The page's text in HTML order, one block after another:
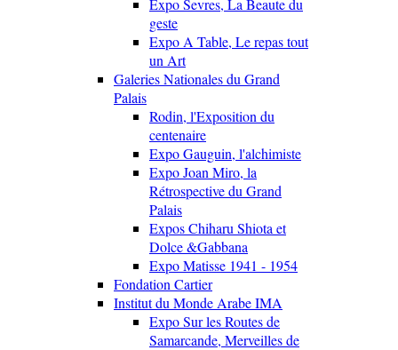
Expo Sevres, La Beaute du
geste
Expo A Table, Le repas tout
un Art
Galeries Nationales du Grand
Palais
Rodin, l'Exposition du
centenaire
Expo Gauguin, l'alchimiste
Expo Joan Miro, la
Rétrospective du Grand
Palais
Expos Chiharu Shiota et
Dolce &Gabbana
Expo Matisse 1941 - 1954
Fondation Cartier
Institut du Monde Arabe IMA
Expo Sur les Routes de
Samarcande, Merveilles de